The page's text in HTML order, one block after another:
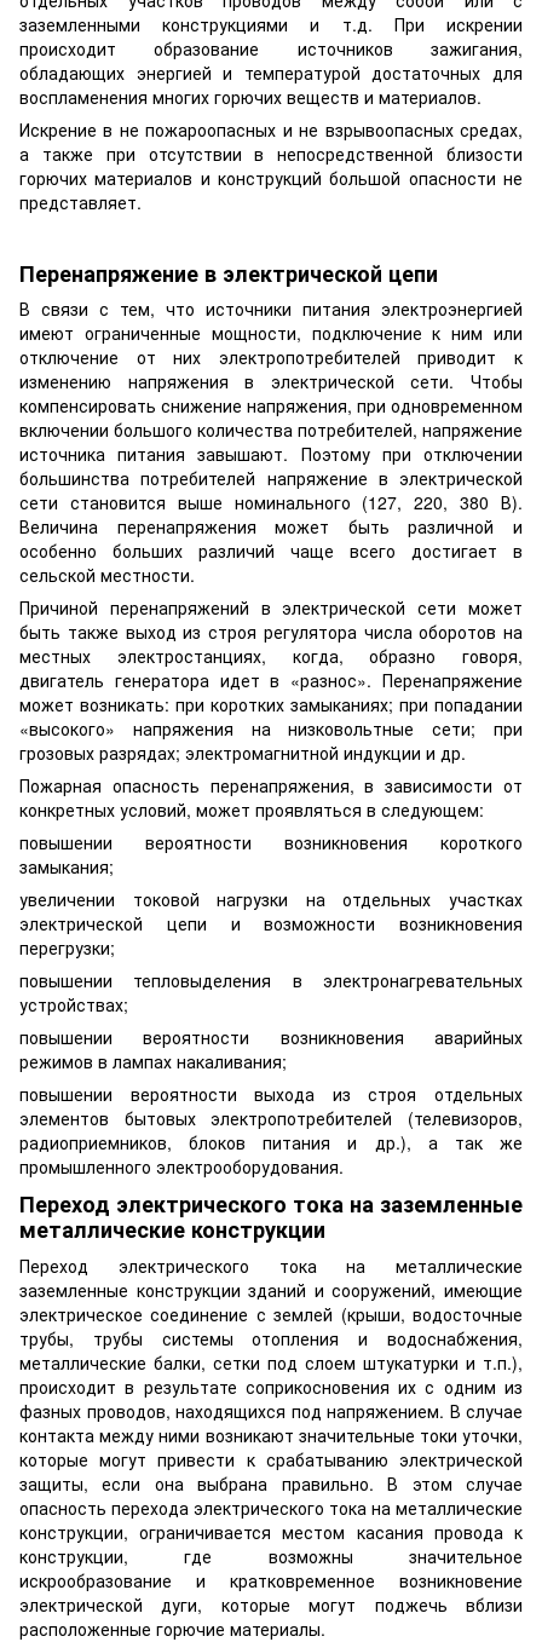
заземленными конструкциями и т.д. При искрении
происходит образование источников зажигания,
обладающих энергией и температурой достаточных для
воспламенения многих горючих веществ и материалов.
Искрение в не пожароопасных и не взрывоопасных средах,
а также при отсутствии в непосредственной близости
горючих материалов и конструкций большой опасности не
представляет.
Перенапряжение в электрической цепи
В связи с тем, что источники питания электроэнергией
имеют ограниченные мощности, подключение к ним или
отключение от них электропотребителей приводит к
изменению напряжения в электрической сети. Чтобы
компенсировать снижение напряжения, при одновременном
включении большого количества потребителей, напряжение
источника питания завышают. Поэтому при отключении
большинства потребителей напряжение в электрической
сети становится выше номинального (127, 220, 380 В).
Величина перенапряжения может быть различной и
особенно больших различий чаще всего достигает в
сельской местности.
Причиной перенапряжений в электрической сети может
быть также выход из строя регулятора числа оборотов на
местных электростанциях, когда, образно говоря,
двигатель генератора идет в «разнос». Перенапряжение
может возникать: при коротких замыканиях; при попадании
«высокого» напряжения на низковольтные сети; при
грозовых разрядах; электромагнитной индукции и др.
Пожарная опасность перенапряжения, в зависимости от
конкретных условий, может проявляться в следующем:
повышении вероятности возникновения короткого
замыкания;
увеличении токовой нагрузки на отдельных участках
электрической цепи и возможности возникновения
перегрузки;
повышении тепловыделения в электронагревательных
устройствах;
повышении вероятности возникновения аварийных
режимов в лампах накаливания;
повышении вероятности выхода из строя отдельных
элементов бытовых электропотребителей (телевизоров,
радиоприемников, блоков питания и др.), а так же
промышленного электрооборудования.
Переход электрического тока на заземленные
металлические конструкции
Переход электрического тока на металлические
заземленные конструкции зданий и сооружений, имеющие
электрическое соединение с землей (крыши, водосточные
трубы, трубы системы отопления и водоснабжения,
металлические балки, сетки под слоем штукатурки и т.п.),
происходит в результате соприкосновения их с одним из
фазных проводов, находящихся под напряжением. В случае
контакта между ними возникают значительные токи уточки,
которые могут привести к срабатыванию электрической
защиты, если она выбрана правильно. В этом случае
опасность перехода электрического тока на металлические
конструкции, ограничивается местом касания провода к
конструкции, где возможны значительное
искрообразование и кратковременное возникновение
электрической дуги, которые могут поджечь вблизи
расположенные горючие материалы.